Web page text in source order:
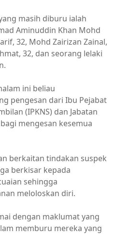
masih diburu ialah
Aminuddin Khan Mohd
32, Mohd Zairizan Zainal,
32, dan seorang lelaki
ini beliau
pengesan dari Ibu Pejabat
(IPKNS) dan Jabatan
mengesan kesemua
berkaitan tindakan suspek
berkisar kepada
sehingga
meloloskan diri.
dengan maklumat yang
memburu mereka yang